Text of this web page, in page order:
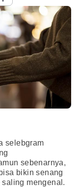
selebgram
sebenarnya,
bikin senang
saling mengenal.